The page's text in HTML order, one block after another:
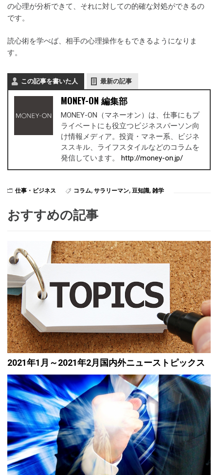
の心理が分析できて、それに対しての的確な対処ができるの
です。
読心術を学べば、相手の心理操作をもできるようになりま
す。
この記事を書いた人 最新の記事
MONEY-ON 編集部
MONEY-ON（マネーオン）は、仕事にもプ
ライベートにも役立つビジネスパーソン向
け情報メディア。投資・マネー系、ビジネ
ススキル、ライフスタイルなどのコラムを
発信しています。 http://money-on.jp/
仕事・ビジネス コラム, サラリーマン, 豆知識, 雑学
おすすめの記事
2021年1月～2021年2月国内外ニューストピックス